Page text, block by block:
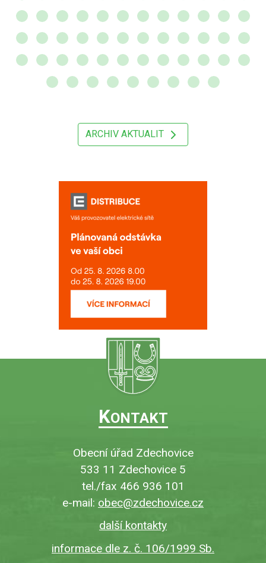
ARCHIV AKTUALIT
KONTAKT
Obecní úřad Zdechovice
533 11 Zdechovice 5
tel./fax 466 936 101
e-mail: obec@zdechovice.cz
další kontakty
informace dle z. č. 106/1999 Sb.